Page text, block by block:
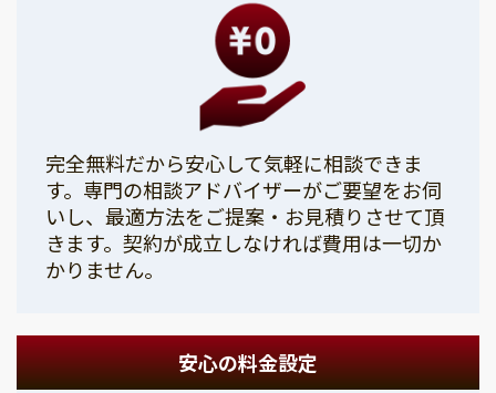
完全無料だから安心して気軽に相談できま
す。専門の相談アドバイザーがご要望をお伺
いし、最適方法をご提案・お見積りさせて頂
きます。契約が成立しなければ費用は一切か
かりません。
安心の料金設定